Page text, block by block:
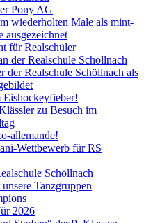
Pony AG
wiederholten Male als mint-
ausgezeichnet
für Realschüler
der Realschule Schöllnach
der Realschule Schöllnach als
zu Besuch im
allemande!
Wettbewerb für RS
Schöllnach
Tanzgruppen
2026